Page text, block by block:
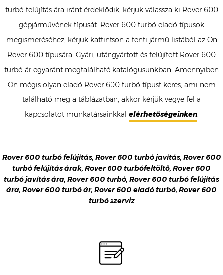
turbó felújítás ára iránt érdeklődik, kérjük válassza ki Rover 600
gépjárművének típusát. Rover 600 turbó eladó típusok
megismeréséhez, kérjük kattintson a fenti jármű listából az Ön
Rover 600 típusára. Gyári, utángyártott és felújított Rover 600
turbó ár egyaránt megtalálható katalógusunkban. Amennyiben
Ön mégis olyan eladó Rover 600 turbó típust keres, ami nem
található meg a táblázatban, akkor kérjük vegye fel a
kapcsolatot munkatársainkkal elérhetőségeinken.
Rover 600 turbó felújítás, Rover 600 turbó javítás, Rover 600
turbó felújítás árak, Rover 600 turbófeltöltő, Rover 600
turbó javítás ára, Rover 600 turbó, Rover 600 turbó felújítás
ára, Rover 600 turbó ár, Rover 600 eladó turbó, Rover 600
turbó szerviz